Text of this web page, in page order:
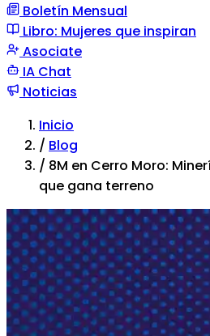
Guía documento
violencia
Boletín Mensual
Libro: Mujeres que inspiran
Asociate
IA Chat
Noticias
Inicio
/ Blog
/ 8M en Cerro Moro:
que gana terreno